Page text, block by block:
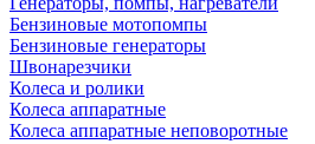
Бензиновые мотопомпы
Бензиновые генераторы
Швонарезчики
Колеса и ролики
Колеса аппаратные
Колеса аппаратные неповоротные